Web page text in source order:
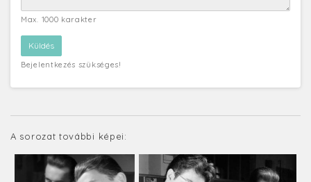
Max. 1000 karakter
Bejelentkezés szükséges!
A sorozat további képei: